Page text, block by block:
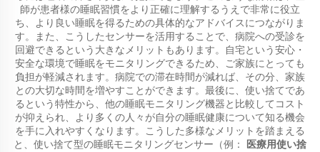
師が患者様の睡眠習慣をより正確に理解するうえで非常に役立
ち、より良い睡眠を得るための具体的なアドバイスにつながりま
す。また、こうしたセンサーを活用することで、病院への受診を
回避できるという大きなメリットもあります。自宅という安心・
安全な環境で睡眠をモニタリングできるため、ご家族にとっても
負担が軽減されます。病院での滞在時間が減れば、その分、家族
との大切な時間を増やすことができます。最後に、使い捨てであ
るという特性から、他の睡眠モニタリング機器と比較してコスト
が抑えられ、より多くの人々が自分の睡眠健康について知る機会
を手に入れやすくなります。こうした多様なメリットを踏まえる
と、使い捨て型の睡眠モニタリングセンサー（例： 医療用使い捨